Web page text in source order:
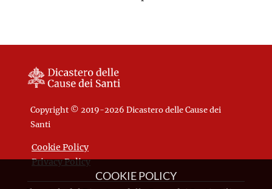
Copyright © 2019-2026 Dicastero delle Cause dei
Santi
Cookie Policy
Privacy Policy
COOKIE POLICY